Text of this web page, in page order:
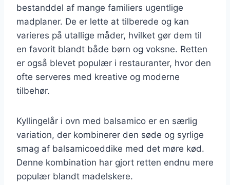
bestanddel af mange familiers ugentlige
madplaner. De er lette at tilberede og kan
varieres på utallige måder, hvilket gør dem til
en favorit blandt både børn og voksne. Retten
er også blevet populær i restauranter, hvor den
ofte serveres med kreative og moderne
tilbehør.
Kyllingelår i ovn med balsamico er en særlig
variation, der kombinerer den søde og syrlige
smag af balsamicoeddike med det møre kød.
Denne kombination har gjort retten endnu mere
populær blandt madelskere.